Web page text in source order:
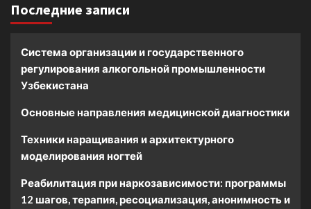
Последние записи
Система организации и государственного
регулирования алкогольной промышленности
Узбекистана
Основные направления медицинской диагностики
Техники наращивания и архитектурного
моделирования ногтей
Реабилитация при наркозависимости: программы
12 шагов, терапия, ресоциализация, анонимность и